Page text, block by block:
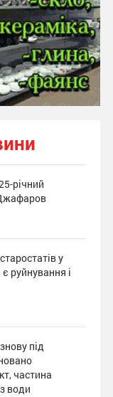
річний
у
руйнування і
під
частина
води